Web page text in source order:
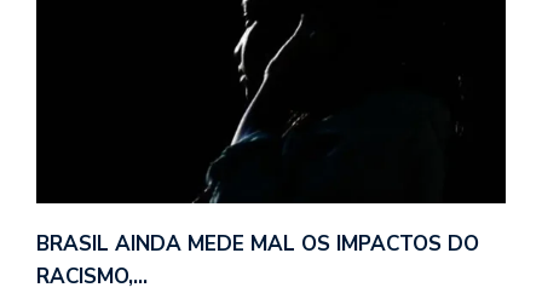
BRASIL AINDA MEDE MAL OS IMPACTOS DO
RACISMO,…